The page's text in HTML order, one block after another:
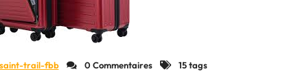
trail-fbb 0 Commentaires 15 tags